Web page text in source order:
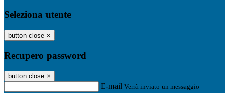
Seleziona utente
button close ×
Recupero password
button close ×
E-mail Verrà inviato un messaggio